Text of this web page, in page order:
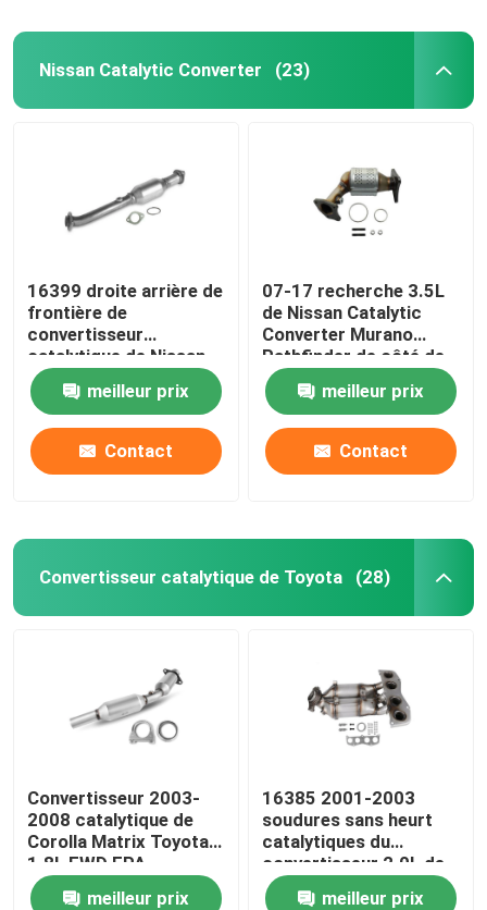
DPF DOC SCR
Nissan Catalytic Converter (23)
16399 droite arrière de
frontière de
convertisseur
catalytique de Nissan
NV2500
meilleur prix
Contact
07-17 recherche 3.5L
de Nissan Catalytic
Converter Murano
Pathfinder de côté de
passager
meilleur prix
Contact
Convertisseur catalytique de Toyota (28)
Convertisseur 2003-
2008 catalytique de
Corolla Matrix Toyota
1.8L FWD EPA
meilleur prix
16385 2001-2003
soudures sans heurt
catalytiques du
convertisseur 2.0L de
Toyota RAV4
meilleur prix